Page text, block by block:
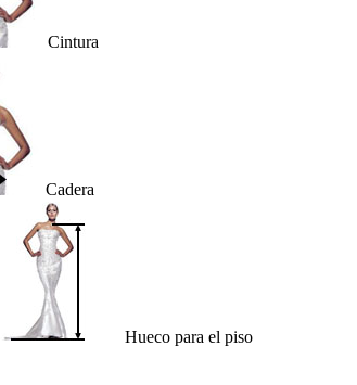
Cintura
Cadera
Hueco para el piso